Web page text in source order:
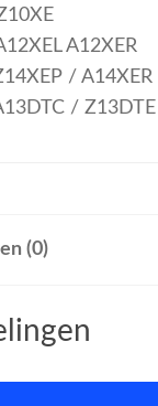
A12XER
/ A14XER
/
(0)